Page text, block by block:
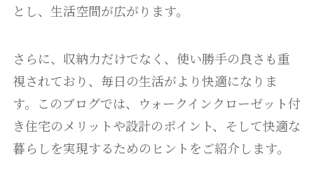
とし、生活空間が広がります。
さらに、収納力だけでなく、使い勝手の良さも重
視されており、毎日の生活がより快適になりま
す。このブログでは、ウォークインクローゼット付
き住宅のメリットや設計のポイント、そして快適な
暮らしを実現するためのヒントをご紹介します。